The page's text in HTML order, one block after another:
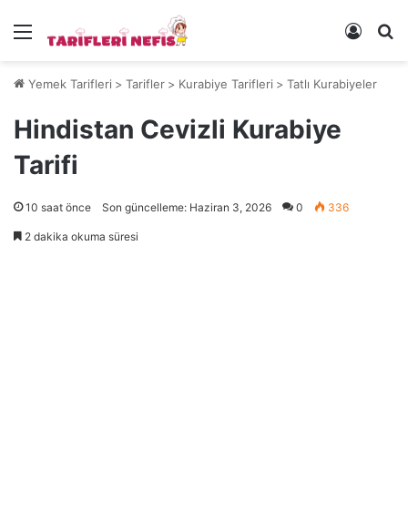
Menü Kayıt
Yemek Tarifleri > Tarifler > Kurabiye Tarifleri > Tatlı Kurabiyeler
Hindistan Cevizli Kurabiye
Tarifi
10 saat önce Son güncelleme: Haziran 3, 2026 0 336
2 dakika okuma süresi